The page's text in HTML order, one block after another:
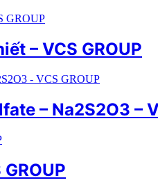
– VCS GROUP
– Na2S2O3 –